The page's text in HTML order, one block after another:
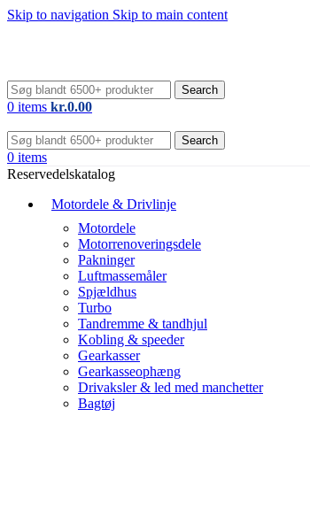
Skip to navigation Skip to main content
Search
0 items kr.0.00
Search
0 items
Reservedelskatalog
Motordele & Drivlinje
Motordele
Motorrenoveringsdele
Pakninger
Luftmassemåler
Spjældhus
Turbo
Tandremme & tandhjul
Kobling & speeder
Gearkasser
Gearkasseophæng
Drivaksler & led med manchetter
Bagtøj